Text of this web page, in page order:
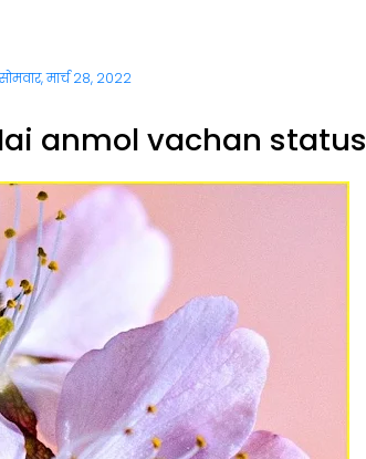
सोमवार, मार्च 28, 2022
anmol vachan status